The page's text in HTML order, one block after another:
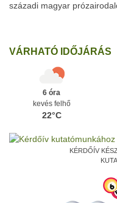
századi magyar
VÁRHATÓ IDŐJÁRÁS
6 óra
kevés felhő
22°C
KÉRDŐÍV